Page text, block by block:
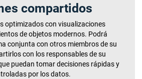
compartidos
optimizados con visualizaciones
de objetos modernos. Podrá
conjunta con otros miembros de su
con los responsables de su
puedan tomar decisiones rápidas y
por los datos.